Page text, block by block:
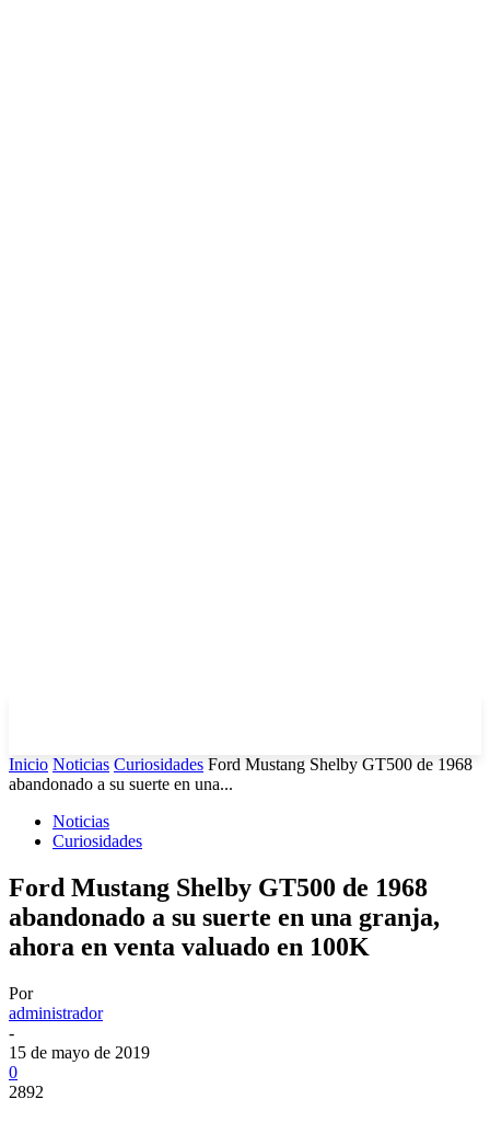
Inicio Noticias Curiosidades Ford Mustang Shelby GT500 de 1968
abandonado a su suerte en una...
Noticias
Curiosidades
Ford Mustang Shelby GT500 de 1968
abandonado a su suerte en una granja,
ahora en venta valuado en 100K
Por
administrador
-
15 de mayo de 2019
0
2892